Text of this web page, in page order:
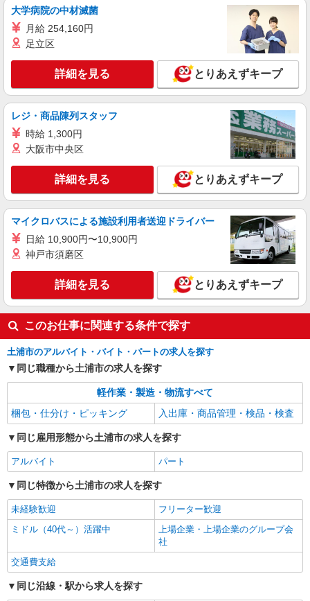
時給1300円（就業先により異なる）
キープ 詳細を見る
アルバイト パート
株式会社バイトレ（ADM815654）
未経験9割！説明通りにやるだけのシンプル軽
時給1300円（就業先により異なる）
茨城県土浦市
キープ 詳細を見る
株式会社テクノ・サービス マニュファクチャリング【茨城県】
製造スタッフ（組立・加工・目視検査・機械操
作など）
月給200000〜250000円（スキル・経験を考
慮）
茨城県土浦市 （他にも茨城県内に多数あり）
※勤務地はご希望を考慮の上、ご自宅を中心に通
勤時間120分圏内のエリアとなります。（転勤な
し）
キープ
大学病院の中材滅菌
月給 254,160円
足立区
詳細を見る とりあえずキープ
レジ・商品陳列スタッフ
時給 1,300円
大阪市中央区
詳細を見る とりあえずキープ
マイクロバスによる施設利用者送迎ドライバー
日給 10,900円〜10,900円
神戸市須磨区
詳細を見る とりあえずキープ
このお仕事に関連する条件で探す
土浦市のアルバイト・バイト・パートの求人を探す
同じ職種から土浦市の求人を探す
軽作業・製造・物流すべて
梱包・仕分け・ピッキング
入出庫・商品管理・検品・検査
同じ雇用形態から土浦市の求人を探す
アルバイト パート
同じ特徴から土浦市の求人を探す
未経験歓迎
フリーター歓迎
ミドル（40代～）活躍中
上場企業・上場企業のグループ会
社
交通費支給
同じ沿線・駅から求人を探す